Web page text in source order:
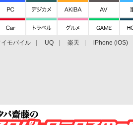
イモバイル UQ 楽天 iPhone (iOS)